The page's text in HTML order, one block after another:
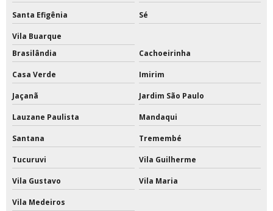
Redes esportivas
Redes esportivas de proteção
Redes esportivas para quadras
Reformas em quadras esportivas
Tabela de basquete acrilico oficial preço
Tabela de basquete com estrutura de ferro
Santa Efigênia Sé
Vila Buarque
Brasilândia
Cachoeirinha
Casa Verde Imirim
Jaçanã Jardim São Paulo
Lauzane Paulista Mandaqui
Santana Tremembé
Tucuruvi Vila Guilherme
Vila Gustavo Vila Maria
Vila Medeiros